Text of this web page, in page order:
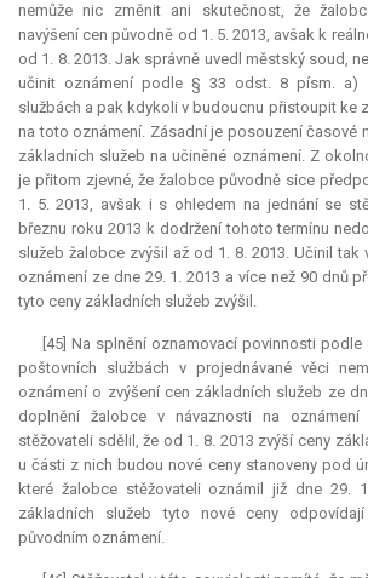
nemůže nic změnit ani skutečnost, že
navýšení cen původně od 1. 5. 2013, avšak k
od 1. 8. 2013. Jak správně uvedl městský soud,
učinit oznámení podle § 33 odst. 8 písm. a)
službách a pak kdykoli v budoucnu přistoupit ke
na toto oznámení. Zásadní je posouzení časové
základních služeb na učiněné oznámení. Z
je přitom zjevné, že žalobce původně sice
1. 5. 2013, avšak i s ohledem na jednání se
březnu roku 2013 k dodržení tohoto termínu
služeb žalobce zvýšil až od 1. 8. 2013. Učinil tak
oznámení ze dne 29. 1. 2013 a více než 90 dnů
tyto ceny základních služeb zvýšil.
[45] Na splnění oznamovací povinnosti
poštovních službách v projednávané věci
oznámení o zvýšení cen základních služeb ze
doplnění žalobce v návaznosti na
stěžovateli sdělil, že od 1. 8. 2013 zvýší ceny
u části z nich budou nové ceny stanoveny pod
které žalobce stěžovateli oznámil již dne 29.
základních služeb tyto nové ceny
původním oznámení.